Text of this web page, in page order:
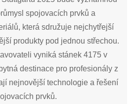
spojovacích prvků a
která sdružuje nejchytřejší
produkty pod jednou střechou.
vyniká stánek 4175 v
destinace pro profesionály z
nejnovější technologie a řešení
prvků.